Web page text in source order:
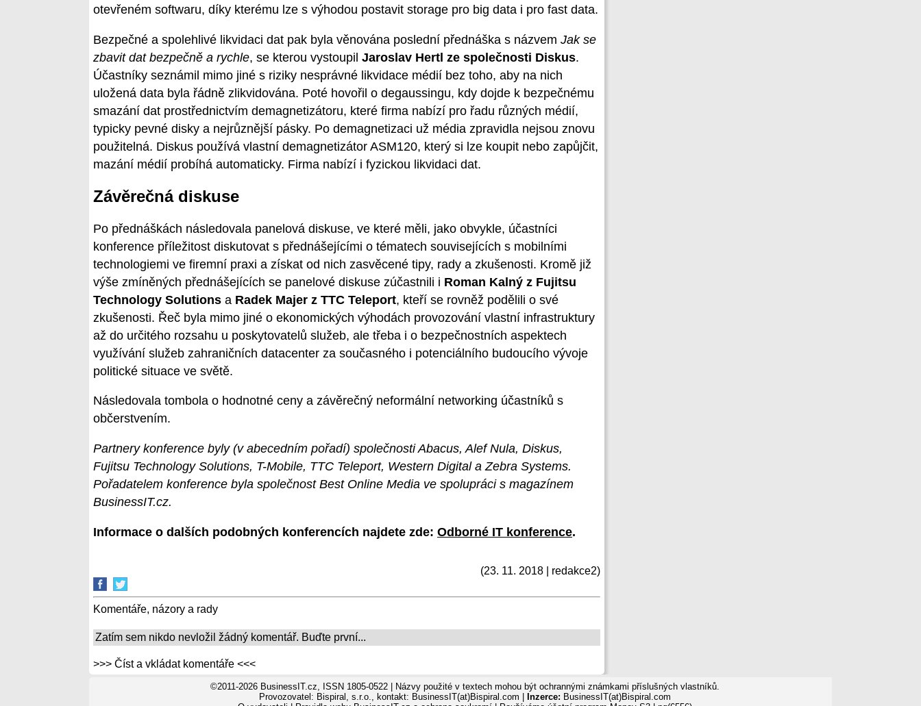
otevřeném softwaru, díky kterému lze s výhodou postavit storage pro big data i pro fast data.
Bezpečné a spolehlivé likvidaci dat pak byla věnována poslední přednáška s názvem Jak se
zbavit dat bezpečně a rychle, se kterou vystoupil Jaroslav Hertl ze společnosti Diskus.
Účastníky seznámil mimo jiné s riziky nesprávné likvidace médií bez toho, aby na nich
uložená data byla řádně zlikvidována. Poté hovořil o degaussingu, kdy dojde k bezpečnému
smazání dat prostřednictvím demagnetizátoru, které firma nabízí pro řadu různých médií,
typicky pevné disky a nejrůznější pásky. Po demagnetizaci už média zpravidla nejsou znovu
použitelná. Diskus používá vlastní demagnetizátor ASM120, který si lze koupit nebo zapůjčit,
mazání médií probíhá automaticky. Firma nabízí i fyzickou likvidaci dat.
Závěrečná diskuse
Po přednáškách následovala panelová diskuse, ve které měli, jako obvykle, účastníci
konference příležitost diskutovat s přednášejícími o tématech souvisejících s mobilními
technologiemi ve firemní praxi a získat od nich zasvěcené tipy, rady a zkušenosti. Kromě již
výše zmíněných přednášejících se panelové diskuse zúčastnili i Roman Kalný z Fujitsu
Technology Solutions a Radek Majer z TTC Teleport, kteří se rovněž podělili o své
zkušenosti. Řeč byla mimo jiné o ekonomických výhodách provozování vlastní infrastruktury
až do určitého rozsahu u poskytovatelů služeb, ale třeba i o bezpečnostních aspektech
využívání služeb zahraničních datacenter za současného i potenciálního budoucího vývoje
politické situace ve světě.
Následovala tombola o hodnotné ceny a závěrečný neformální networking účastníků s
občerstvením.
Partnery konference byly (v abecedním pořadí) společnosti Abacus, Alef Nula, Diskus,
Fujitsu Technology Solutions, T-Mobile, TTC Teleport, Western Digital a Zebra Systems.
Pořadatelem konference byla společnost Best Online Media ve spolupráci s magazínem
BusinessIT.cz.
Informace o dalších podobných konferencích najdete zde: Odborné IT konference.
(23. 11. 2018 | redakce2)
Komentáře, názory a rady
Zatím sem nikdo nevložil žádný komentář. Buďte první...
>>> Číst a vkládat komentáře <<<
©2011-2026 BusinessIT.cz, ISSN 1805-0522 | Názvy použité v textech mohou být ochrannými známkami příslušných vlastníků.
Provozovatel: Bispiral, s.r.o., kontakt: BusinessIT(at)Bispiral.com |
Inzerce: BusinessIT(at)Bispiral.com